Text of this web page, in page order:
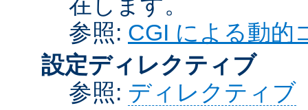
参照: CGI による動的
設定ディレクティブ
参照: ディレクティブ